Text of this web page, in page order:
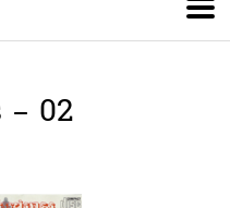
– 02